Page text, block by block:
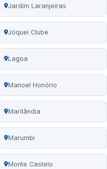
Jardim Laranjeiras
Jóquei Clube
Lagoa
Manoel Honório
Marilândia
Marumbi
Monte Castelo